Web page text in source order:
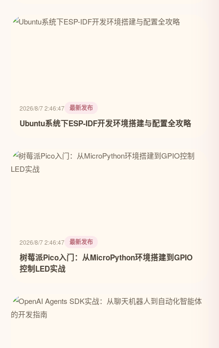
2026/8/7 2:46:47 最新发布
Ubuntu系统下ESP-IDF开发环境搭建与配置全攻略
2026/8/7 2:46:47 最新发布
树莓派Pico入门：从MicroPython环境搭建到GPIO
控制LED实战